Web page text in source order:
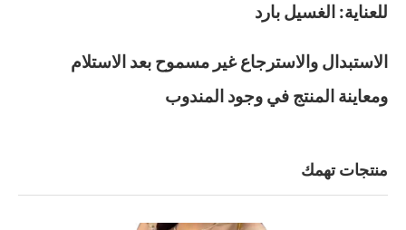
للعناية: الغسيل بارد
الاستبدال والاسترجاع غير مسموح بعد الاستلام
ومعاينة المنتج في وجود المندوب
منتجات تهمك